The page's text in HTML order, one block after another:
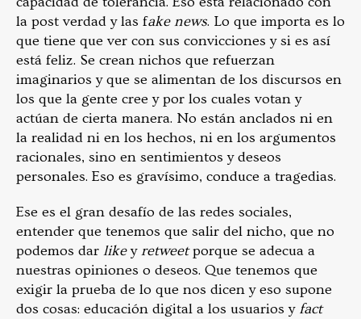
la post verdad y las fake news. Lo que importa es lo
que tiene que ver con sus convicciones y si es así
está feliz. Se crean nichos que refuerzan
imaginarios y que se alimentan de los discursos en
los que la gente cree y por los cuales votan y
actúan de cierta manera. No están anclados ni en
la realidad ni en los hechos, ni en los argumentos
racionales, sino en sentimientos y deseos
personales. Eso es gravísimo, conduce a tragedias.
Ese es el gran desafío de las redes sociales,
entender que tenemos que salir del nicho, que no
podemos dar likeyretweetporque se adecua a
nuestras opiniones o deseos. Que tenemos que
exigir la prueba de lo que nos dicen y eso supone
dos cosas: educación digital a los usuarios y fact